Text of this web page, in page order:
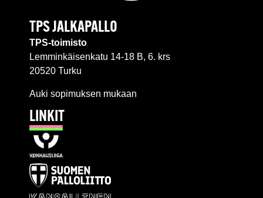
TPS JALKAPALLO
TPS-toimisto
Lemminkäisenkatu 14-18 B, 6. krs
20520 Turku
Auki sopimuksen mukaan
LINKIT